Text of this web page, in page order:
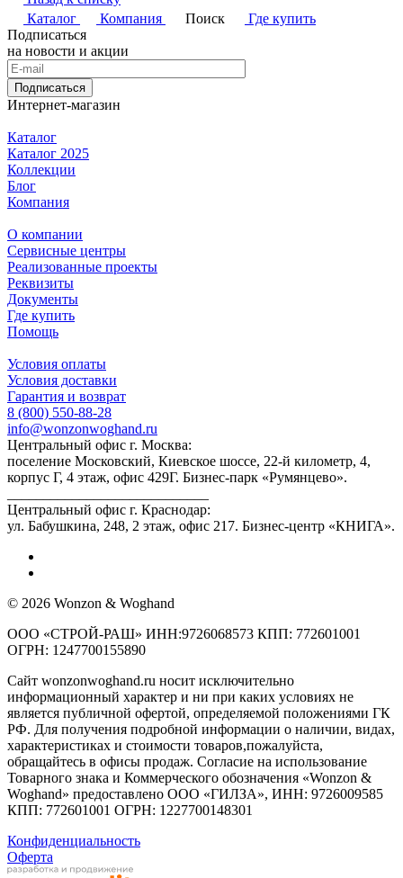
Каталог
Компания Поиск
Где купить
Подписаться
на новости и акции
Подписаться
Интернет-магазин
Каталог
Каталог 2025
Коллекции
Блог
Компания
О компании
Сервисные центры
Реализованные проекты
Реквизиты
Документы
Где купить
Помощь
Условия оплаты
Условия доставки
Гарантия и возврат
8 (800) 550-88-28
info@wonzonwoghand.ru
Центральный офис г. Москва:
поселение Московский, Киевское шоссе, 22-й километр, 4,
корпус Г, 4 этаж, офис 429Г. Бизнес-парк «Румянцево».
Центральный офис г. Краснодар:
ул. Бабушкина, 248, 2 этаж, офис 217. Бизнес-центр «КНИГА».
© 2026 Wonzon & Woghand
ООО «СТРОЙ-РАШ» ИНН:9726068573 КПП: 772601001
ОГРН: 1247700155890
Сайт wonzonwoghand.ru носит исключительно
информационный характер и ни при каких условиях не
является публичной офертой, определяемой положениями ГК
РФ. Для получения подробной информации о наличии, видах,
характеристиках и стоимости товаров,пожалуйста,
обращайтесь в офисы продаж. Согласие на использование
Товарного знака и Коммерческого обозначения «Wonzon &
Woghand» предоставлено OOO «ГИЛЗА», ИНН: 9726009585
КПП: 772601001 ОГРН: 1227700148301
Конфиденциальность
Оферта